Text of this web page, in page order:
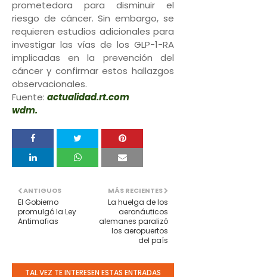
prometedora para disminuir el
riesgo de cáncer. Sin embargo, se
requieren estudios adicionales para
investigar las vías de los GLP-1-RA
implicadas en la prevención del
cáncer y confirmar estos hallazgos
observacionales.
Fuente: actualidad.rt.com
wdm.
MÁS RECIENTES
La huelga de los
aeronáuticos
alemanes paralizó
los aeropuertos
del país
ANTIGUOS
El Gobierno
promulgó la Ley
Antimafias
TAL VEZ TE INTERESEN ESTAS ENTRADAS